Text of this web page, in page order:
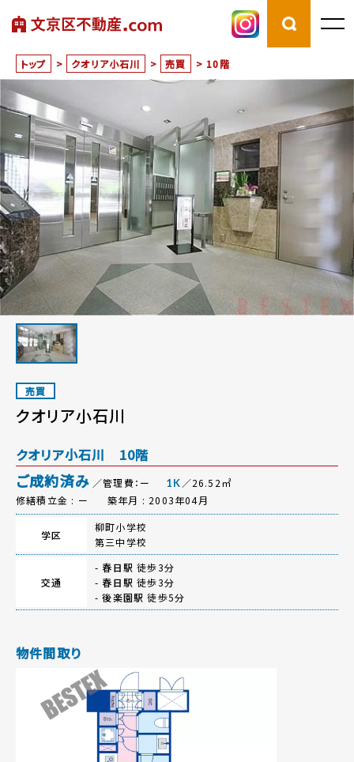
トップ > クオリア小石川 > 売買 > 10階
売買
クオリア小石川
クオリア小石川 10階
ご成約済み ／管理費：ー 1K ／26.52㎡
修繕積立金 : ー
築年月 : 2003年04月
学区
柳町小学校
第三中学校
交通
- 春日駅 徒歩3分
- 春日駅 徒歩3分
-後楽園駅 徒歩5分
物件間取り